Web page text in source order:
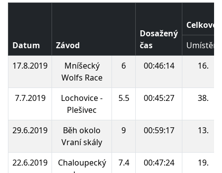
Datum Závod
Dosažený
čas
Celkové
Umístění
17.8.2019
Mníšecký
Wolfs Race
6 00:46:14 16.
7.7.2019
Lochovice -
Plešivec
5.5 00:45:27 38.
29.6.2019
Běh okolo
Vraní skály
9 00:59:17 13.
22.6.2019
Chaloupecký
7.4 00:47:24 19.